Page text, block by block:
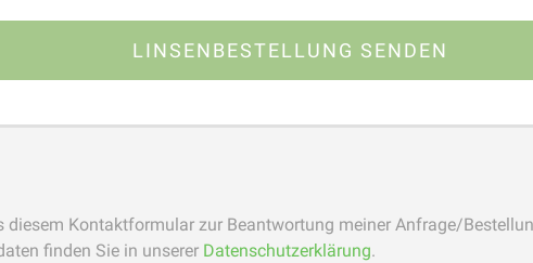
LINSENBESTELLUNG SENDEN
diesem Kontaktformular zur Beantwortung meiner Anfrage/
finden Sie in unserer Datenschutzerklärung.